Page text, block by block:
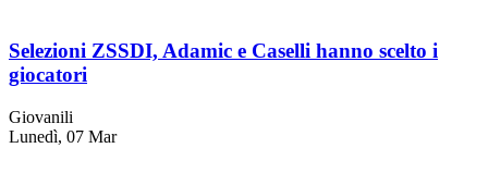
Selezioni ZSSDI, Adamic e Caselli hanno scelto i
giocatori
Giovanili
Lunedì, 07 Mar